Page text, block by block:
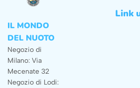
IL MONDO
DEL NUOTO
Negozio di
Milano: Via
Mecenate 32
Negozio di Lodi:
Link